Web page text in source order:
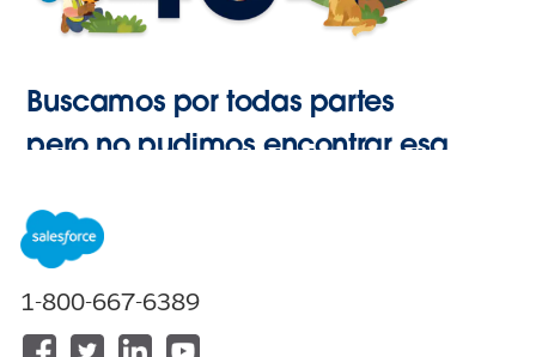
Buscamos por todas partes
pero no pudimos encontrar esa
1-800-667-6389